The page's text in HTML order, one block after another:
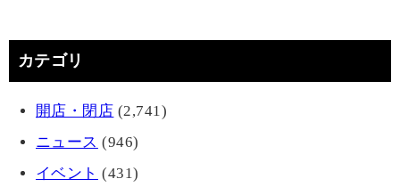
カテゴリ
開店・閉店 (2,741)
ニュース (946)
イベント (431)